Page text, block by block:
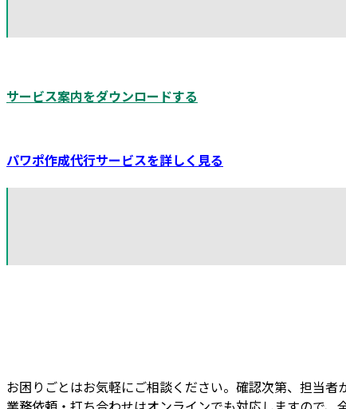
サービス案内をダウンロードする
パワポ作成代行サービスを詳しく見る
お困りごとはお気軽にご相談ください。確認次第、担当者